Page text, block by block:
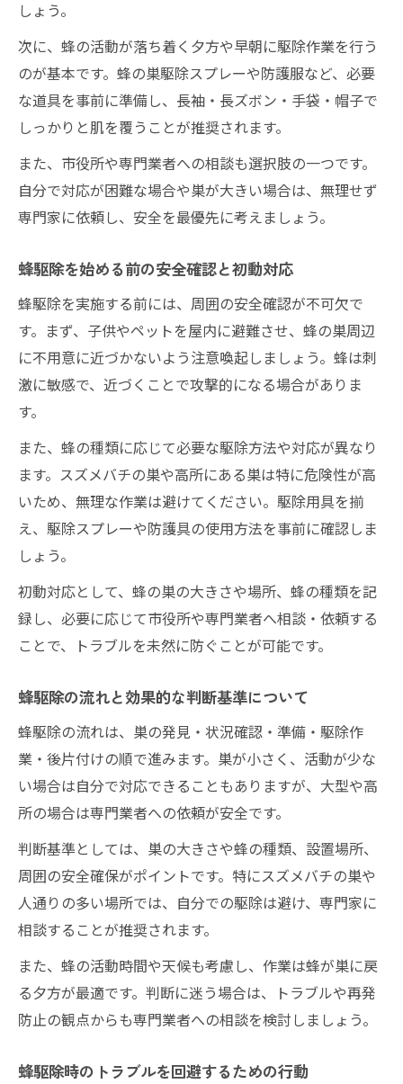
しょう。
次に、蜂の活動が落ち着く夕方や早朝に駆除作業を行う
のが基本です。蜂の巣駆除スプレーや防護服など、必要
な道具を事前に準備し、長袖・長ズボン・手袋・帽子で
しっかりと肌を覆うことが推奨されます。
また、市役所や専門業者への相談も選択肢の一つです。
自分で対応が困難な場合や巣が大きい場合は、無理せず
専門家に依頼し、安全を最優先に考えましょう。
蜂駆除を始める前の安全確認と初動対応
蜂駆除を実施する前には、周囲の安全確認が不可欠で
す。まず、子供やペットを屋内に避難させ、蜂の巣周辺
に不用意に近づかないよう注意喚起しましょう。蜂は刺
激に敏感で、近づくことで攻撃的になる場合がありま
す。
また、蜂の種類に応じて必要な駆除方法や対応が異なり
ます。スズメバチの巣や高所にある巣は特に危険性が高
いため、無理な作業は避けてください。駆除用具を揃
え、駆除スプレーや防護具の使用方法を事前に確認しま
しょう。
初動対応として、蜂の巣の大きさや場所、蜂の種類を記
録し、必要に応じて市役所や専門業者へ相談・依頼する
ことで、トラブルを未然に防ぐことが可能です。
蜂駆除の流れと効果的な判断基準について
蜂駆除の流れは、巣の発見・状況確認・準備・駆除作
業・後片付けの順で進みます。巣が小さく、活動が少な
い場合は自分で対応できることもありますが、大型や高
所の場合は専門業者への依頼が安全です。
判断基準としては、巣の大きさや蜂の種類、設置場所、
周囲の安全確保がポイントです。特にスズメバチの巣や
人通りの多い場所では、自分での駆除は避け、専門家に
相談することが推奨されます。
また、蜂の活動時間や天候も考慮し、作業は蜂が巣に戻
る夕方が最適です。判断に迷う場合は、トラブルや再発
防止の観点からも専門業者への相談を検討しましょう。
蜂駆除時のトラブルを回避するための行動